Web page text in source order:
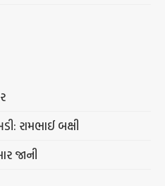
રામભાઈ બક્ષી
જાની